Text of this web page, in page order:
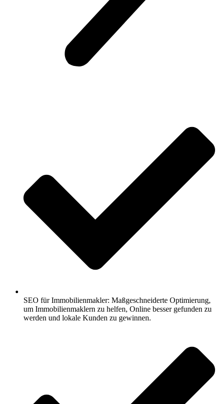
SEO für Immobilienmakler: Maßgeschneiderte Optimierung,
um Immobilienmaklern zu helfen, Online besser gefunden zu
werden und lokale Kunden zu gewinnen.